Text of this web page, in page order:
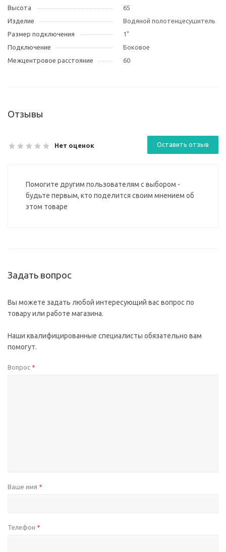
Высота
65
Изделие
Водяной полотенцесушитель
Размер подключения
1"
Подключение
Боковое
Межцентровое расстояние
60
Отзывы
Нет оценок Оставить отзыв
Помогите другим пользователям с выбором -
будьте первым, кто поделится своим мнением об
этом товаре
Задать вопрос
Вы можете задать любой интересующий вас вопрос по
товару или работе магазина.
Наши квалифицированные специалисты обязательно вам
помогут.
Вопрос *
Ваше имя *
Телефон *